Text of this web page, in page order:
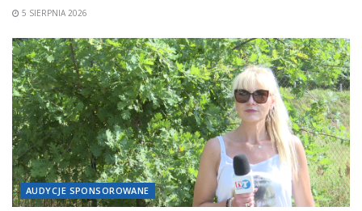
5 SIERPNIA 2026
AUDYCJE SPONSOROWANE